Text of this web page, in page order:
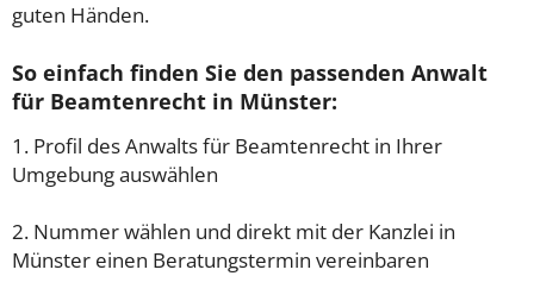
guten Händen.
So einfach finden Sie den passenden Anwalt
für Beamtenrecht in Münster:
1. Profil des Anwalts für Beamtenrecht in Ihrer
Umgebung auswählen
2. Nummer wählen und direkt mit der Kanzlei in
Münster einen Beratungstermin vereinbaren